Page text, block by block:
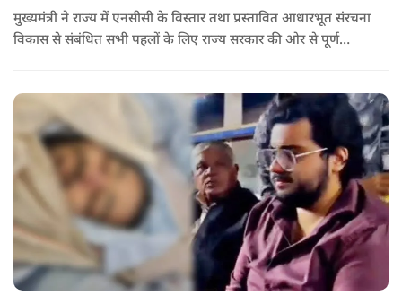
मुख्यमंत्री ने राज्य में एनसीसी के विस्तार तथा प्रस्तावित आधारभूत संरचना
विकास से संबंधित सभी पहलों के लिए राज्य सरकार की ओर से पूर्ण